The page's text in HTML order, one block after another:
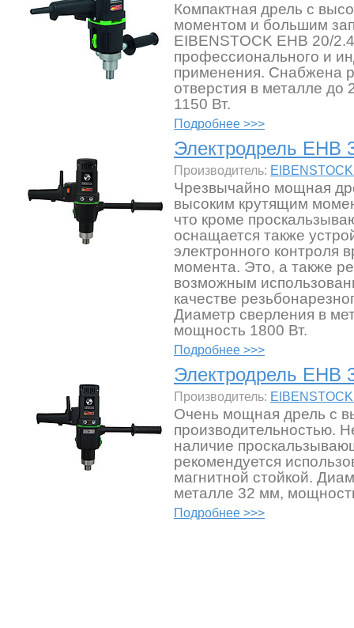
Компактная дрель с
моментом и большим
EIBENSTOCK EHB 20/
профессионального и
применения. Снабжена
отверстия в металле
1150 Вт.
Подробнее >>>
Электродрель EHB
Производитель:
Чрезвычайно мощная
высоким крутящим
что кроме
оснащается также
электронного контроля
момента. Это, а также
возможным
качестве
Диаметр сверления в
мощность 1800 Вт.
Подробнее >>>
Электродрель EHB
Производитель:
Очень мощная дрель с
производительностью.
наличие
рекомендуется
магнитной стойкой.
металле 32 мм,
Подробнее >>>